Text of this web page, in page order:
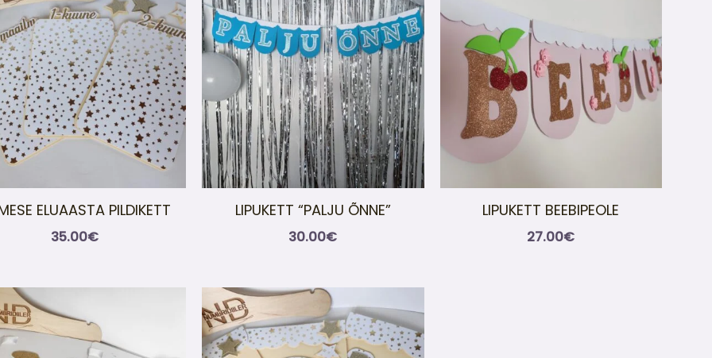
ELUAASTA PILDIKETT
35.00€
LIPUKETT “PALJU ÕNNE”
30.00€
LIPUKETT BEEBIPEOLE
27.00€